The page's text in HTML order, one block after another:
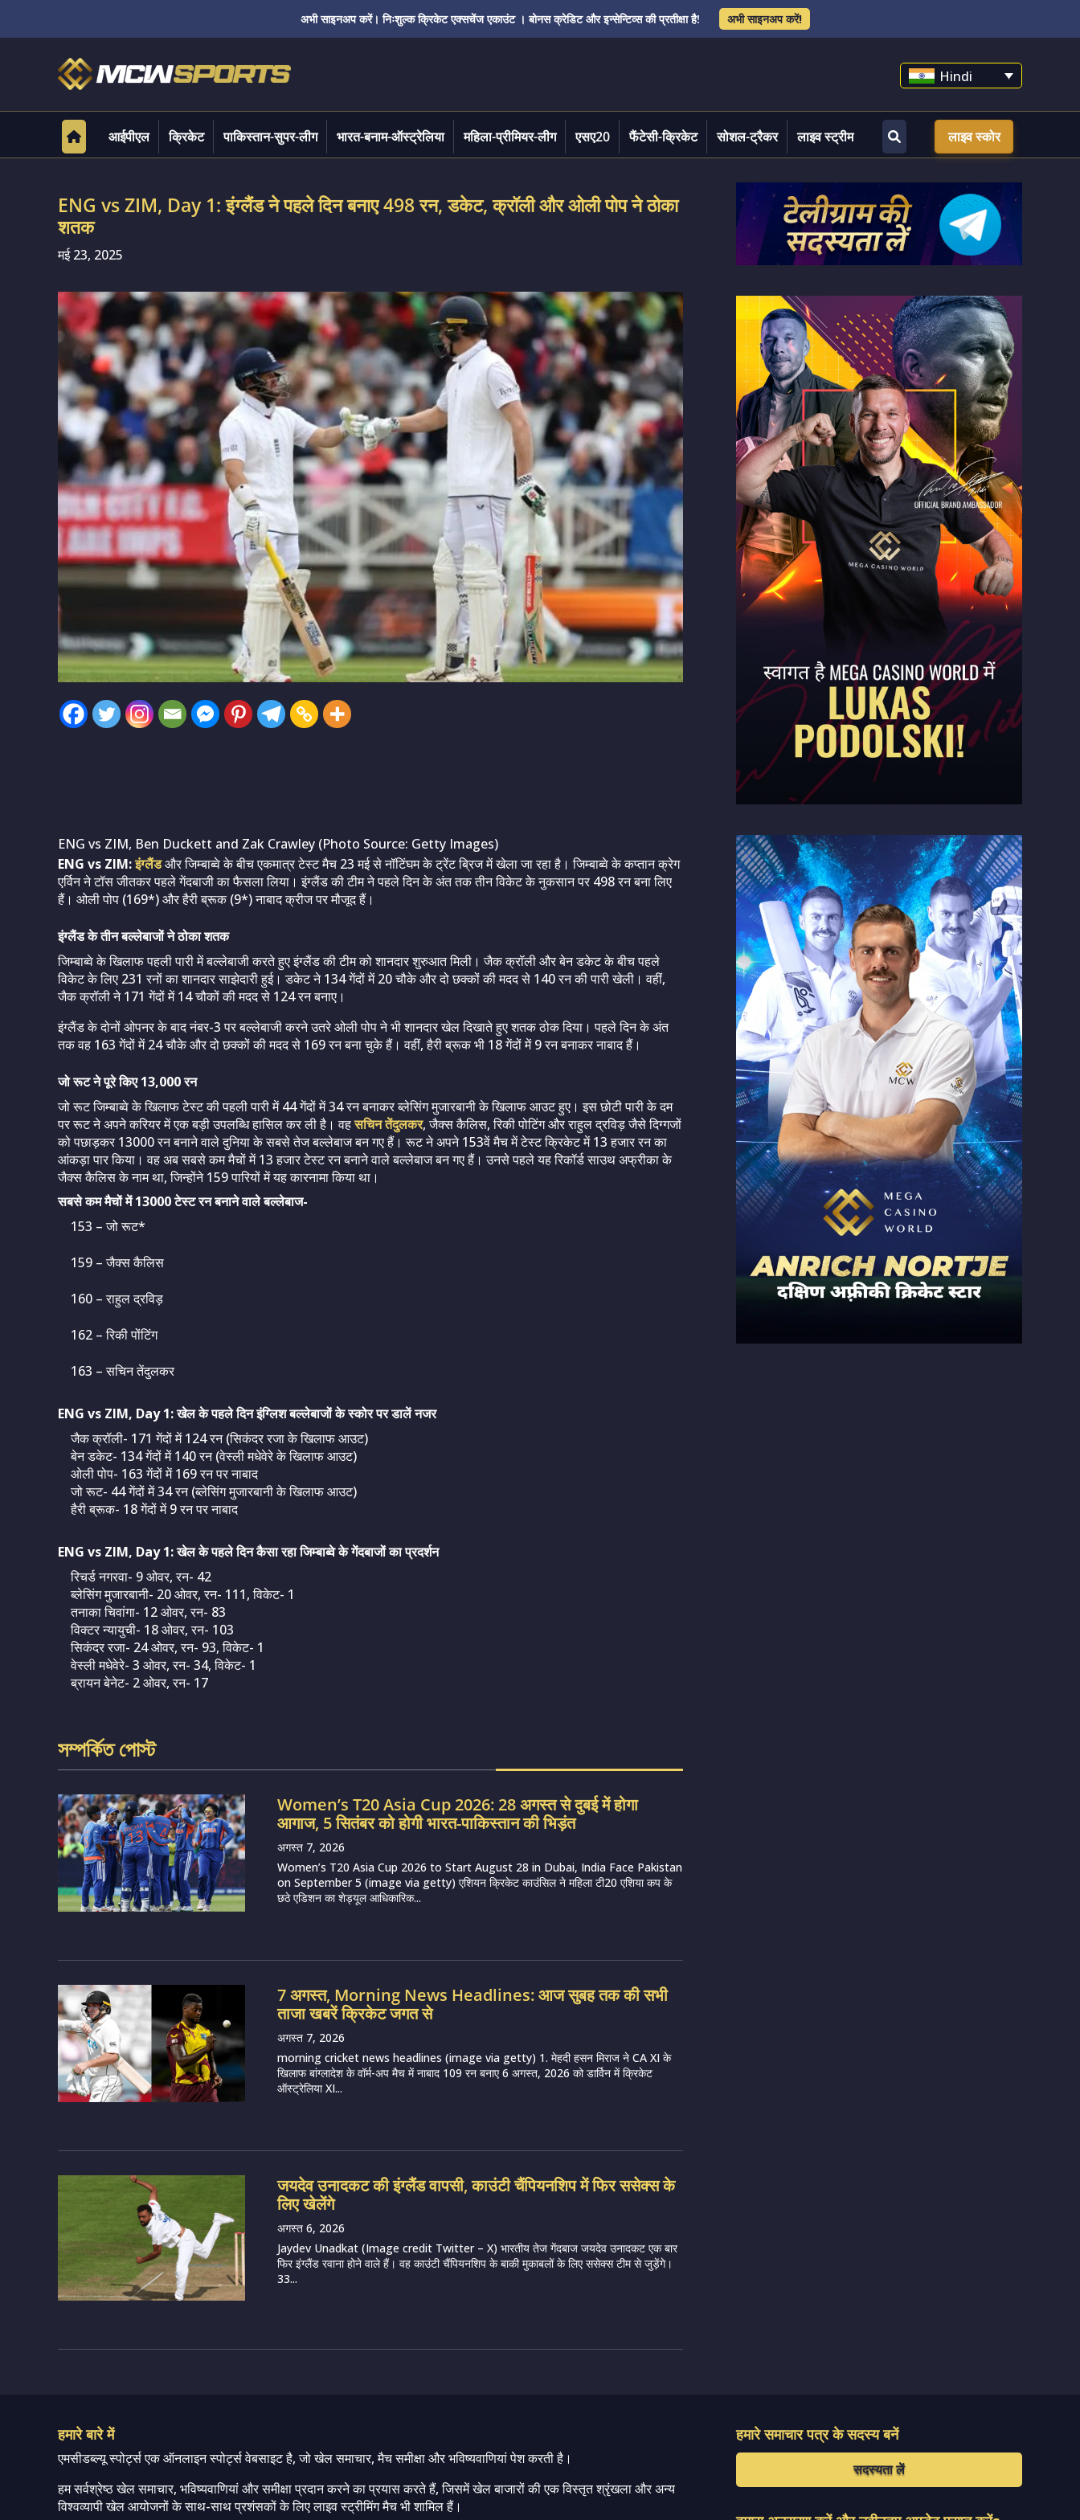
अभी साइनअप करें। निःशुल्क क्रिकेट एक्सचेंज एकाउंट । बोनस क्रेडिट और इन्सेन्टिव्स की प्रतीक्षा है! अभी साइनअप करें!
Hindi
आईपीएल क्रिकेट पाकिस्तान-सुपर-लीग भारत-बनाम-ऑस्ट्रेलिया महिला-प्रीमियर-लीग एसए20 फैंटेसी-क्रिकेट सोशल-ट्रैकर लाइव स्ट्रीम लाइव स्कोर
ENG vs ZIM, Day 1: इंग्लैंड ने पहले दिन बनाए 498 रन, डकेट, क्रॉली और ओली पोप ने ठोका
शतक
मई 23, 2025
ENG vs ZIM, Ben Duckett and Zak Crawley (Photo Source: Getty Images)
ENG vs ZIM:इंग्लैंडऔर जिम्बाब्वे के बीच एकमात्र टेस्ट मैच 23 मई से नॉटिंघम के ट्रेंट ब्रिज में खेला जा रहा है। जिम्बाब्वे के कप्तान क्रेग
एर्विन ने टॉस जीतकर पहले गेंदबाजी का फैसला लिया। इंग्लैंड की टीम ने पहले दिन के अंत तक तीन विकेट के नुकसान पर 498 रन बना लिए
हैं। ओली पोप (169*) और हैरी ब्रूक (9*) नाबाद क्रीज पर मौजूद हैं।
इंग्लैंड के तीन बल्लेबाजों ने ठोका शतक
जिम्बाब्वे के खिलाफ पहली पारी में बल्लेबाजी करते हुए इंग्लैंड की टीम को शानदार शुरुआत मिली। जैक क्रॉली और बेन डकेट के बीच पहले
विकेट के लिए 231 रनों का शानदार साझेदारी हुई। डकेट ने 134 गेंदों में 20 चौके और दो छक्कों की मदद से 140 रन की पारी खेली। वहीं,
जैक क्रॉली ने 171 गेंदों में 14 चौकों की मदद से 124 रन बनाए।
इंग्लैंड के दोनों ओपनर के बाद नंबर-3 पर बल्लेबाजी करने उतरे ओली पोप ने भी शानदार खेल दिखाते हुए शतक ठोक दिया। पहले दिन के अंत
तक वह 163 गेंदों में 24 चौके और दो छक्कों की मदद से 169 रन बना चुके हैं। वहीं, हैरी ब्रूक भी 18 गेंदों में 9 रन बनाकर नाबाद हैं।
जो रूट ने पूरे किए 13,000 रन
जो रूट जिम्बाब्वे के खिलाफ टेस्ट की पहली पारी में 44 गेंदों में 34 रन बनाकर ब्लेसिंग मुजारबानी के खिलाफ आउट हुए। इस छोटी पारी के दम
पर रूट ने अपने करियर में एक बड़ी उपलब्धि हासिल कर ली है। वहसचिन तेंदुलकर, जैक्स कैलिस, रिकी पोटिंग और राहुल द्रविड़ जैसे दिग्गजों
को पछाड़कर 13000 रन बनाने वाले दुनिया के सबसे तेज बल्लेबाज बन गए हैं। रूट ने अपने 153वें मैच में टेस्ट क्रिकेट में 13 हजार रन का
आंकड़ा पार किया। वह अब सबसे कम मैचों में 13 हजार टेस्ट रन बनाने वाले बल्लेबाज बन गए हैं। उनसे पहले यह रिकॉर्ड साउथ अफ्रीका के
जैक्स कैलिस के नाम था, जिन्होंने 159 पारियों में यह कारनामा किया था।
सबसे कम मैचों में 13000 टेस्ट रन बनाने वाले बल्लेबाज-
153 – जो रूट*
159 – जैक्स कैलिस
160 – राहुल द्रविड़
162 – रिकी पोंटिंग
163 – सचिन तेंदुलकर
ENG vs ZIM, Day 1: खेल के पहले दिन इंग्लिश बल्लेबाजों के स्कोर पर डालें नजर
जैक क्रॉली- 171 गेंदों में 124 रन (सिकंदर रजा के खिलाफ आउट)
बेन डकेट- 134 गेंदों में 140 रन (वेस्ली मधेवेरे के खिलाफ आउट)
ओली पोप- 163 गेंदों में 169 रन पर नाबाद
जो रूट- 44 गेंदों में 34 रन (ब्लेसिंग मुजारबानी के खिलाफ आउट)
हैरी ब्रूक- 18 गेंदों में 9 रन पर नाबाद
ENG vs ZIM, Day 1: खेल के पहले दिन कैसा रहा जिम्बाब्वे के गेंदबाजों का प्रदर्शन
रिचर्ड नगरवा- 9 ओवर, रन- 42
ब्लेसिंग मुजारबानी- 20 ओवर, रन- 111, विकेट- 1
तनाका चिवांगा- 12 ओवर, रन- 83
विक्टर न्यायुची- 18 ओवर, रन- 103
सिकंदर रजा- 24 ओवर, रन- 93, विकेट- 1
वेस्ली मधेवेरे- 3 ओवर, रन- 34, विकेट- 1
ब्रायन बेनेट- 2 ओवर, रन- 17
সম্পর্কিত পোস্ট
Women’s T20 Asia Cup 2026: 28 अगस्त से दुबई में होगा
आगाज, 5 सितंबर को होगी भारत-पाकिस्तान की भिड़ंत
अगस्त 7, 2026
Women’s T20 Asia Cup 2026 to Start August 28 in Dubai, India Face Pakistan
on September 5 (image via getty) एशियन क्रिकेट काउंसिल ने महिला टी20 एशिया कप के
छठे एडिशन का शेड्यूल आधिकारिक...
7 अगस्त, Morning News Headlines: आज सुबह तक की सभी
ताजा खबरें क्रिकेट जगत से
अगस्त 7, 2026
morning cricket news headlines (image via getty) 1. मेहदी हसन मिराज ने CA XI के
खिलाफ बांग्लादेश के वॉर्म-अप मैच में नाबाद 109 रन बनाए 6 अगस्त, 2026 को डार्विन में क्रिकेट
ऑस्ट्रेलिया XI...
जयदेव उनादकट की इंग्लैंड वापसी, काउंटी चैंपियनशिप में फिर ससेक्स के
लिए खेलेंगे
अगस्त 6, 2026
Jaydev Unadkat (Image credit Twitter – X) भारतीय तेज गेंदबाज जयदेव उनादकट एक बार
फिर इंग्लैंड रवाना होने वाले हैं। वह काउंटी चैंपियनशिप के बाकी मुकाबलों के लिए ससेक्स टीम से जुड़ेंगे।
33...
हमारे बारे में
एमसीडब्ल्यू स्पोर्ट्स एक ऑनलाइन स्पोर्ट्स वेबसाइट है, जो खेल समाचार, मैच समीक्षा और भविष्यवाणियां पेश करती है।
हम सर्वश्रेष्ठ खेल समाचार, भविष्यवाणियां और समीक्षा प्रदान करने का प्रयास करते हैं, जिसमें खेल बाजारों की एक विस्तृत श्रृंखला और अन्य
विश्वव्यापी खेल आयोजनों के साथ-साथ प्रशंसकों के लिए लाइव स्ट्रीमिंग मैच भी शामिल हैं।
हमारे समाचार पत्र के सदस्य बनें
सदस्यता लें